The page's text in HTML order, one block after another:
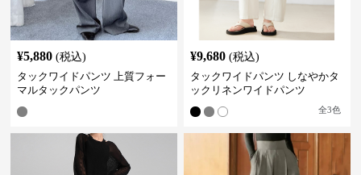
¥5,880 (税込)
タックワイドパンツ 上質フォー
マルタックパンツ
¥9,680 (税込)
タックワイドパンツ しなやかタ
ックリネンワイドパンツ
全3色